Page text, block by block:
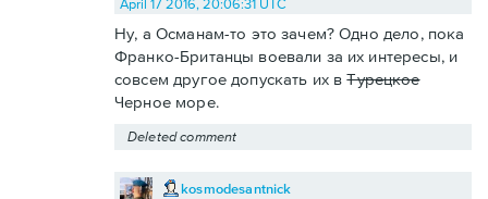
April 17 2016, 20:06:31 UTC
Ну, а Османам-то это зачем? Одно дело, пока
Франко-Британцы воевали за их интересы, и
совсем другое допускать их вТурецкое
Черное море.
Deleted comment
kosmodesantnick